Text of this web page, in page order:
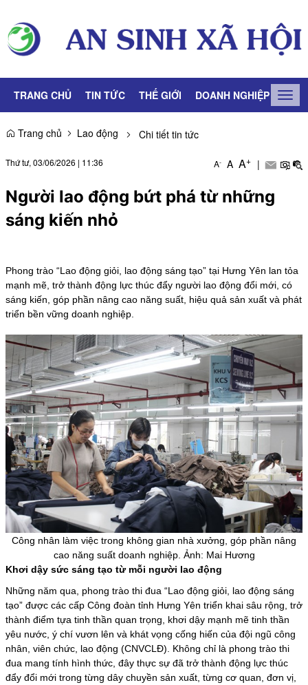
TRANG CHỦ TIN TỨC THẾ GIỚI DOANH NGHIỆP LAO
Trang chủ
Lao động Chi tiết tin tức
Thứ tư, 03/06/2026 | 11:36 A- A A+ |
Người lao động bứt phá từ những
sáng kiến nhỏ
Phong trào “Lao động giỏi, lao động sáng tạo” tại Hưng Yên lan tỏa
mạnh mẽ, trở thành động lực thúc đẩy người lao động đổi mới, có
sáng kiến, góp phần nâng cao năng suất, hiệu quả sản xuất và phát
triển bền vững doanh nghiệp.
Công nhân làm việc trong không gian nhà xưởng, góp phần nâng
cao năng suất doanh nghiệp. Ảnh: Mai Hương
Khơi dậy sức sáng tạo từ mỗi người lao động
Những năm qua, phong trào thi đua “Lao động giỏi, lao động sáng
tạo” được các cấp Công đoàn tỉnh Hưng Yên triển khai sâu rộng, trở
thành điểm tựa tinh thần quan trọng, khơi dậy mạnh mẽ tinh thần
yêu nước, ý chí vươn lên và khát vọng cống hiến của đội ngũ công
nhân, viên chức, lao động (CNVCLĐ). Không chỉ là phong trào thi
đua mang tính hình thức, đây thực sự đã trở thành động lực thúc
đẩy đổi mới trong từng dây chuyền sản xuất, từng cơ quan, đơn vị,